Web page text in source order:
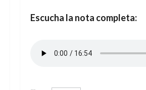
Escucha la nota completa: